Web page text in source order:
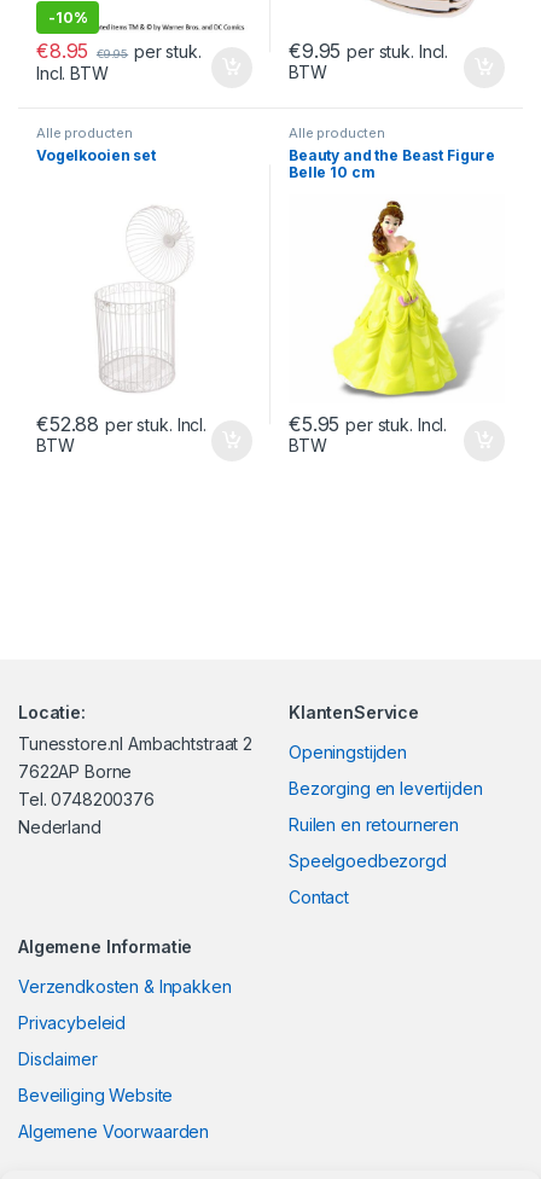
-10%
€8.95 €9.95 per stuk.
Incl. BTW
€9.95 per stuk. Incl.
BTW
Alle producten
Vogelkooien set
€52.88 per stuk. Incl.
BTW
Alle producten
Beauty and the Beast Figure
Belle 10 cm
€5.95 per stuk. Incl.
BTW
Locatie:
Tunesstore.nl Ambachtstraat 2
7622AP Borne
Tel. 0748200376
Nederland
KlantenService
Openingstijden
Bezorging en levertijden
Ruilen en retourneren
Speelgoedbezorgd
Contact
Algemene Informatie
Verzendkosten & Inpakken
Privacybeleid
Disclaimer
Beveiliging Website
Algemene Voorwaarden